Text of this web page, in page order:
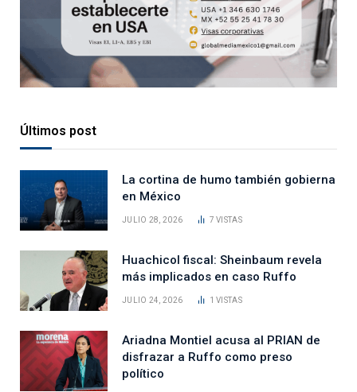
Últimos post
La cortina de humo también gobierna
en México
JULIO 28, 2026 7VISTAS
Huachicol fiscal: Sheinbaum revela
más implicados en caso Ruffo
JULIO 24, 2026 1VISTAS
Ariadna Montiel acusa al PRIAN de
disfrazar a Ruffo como preso
político